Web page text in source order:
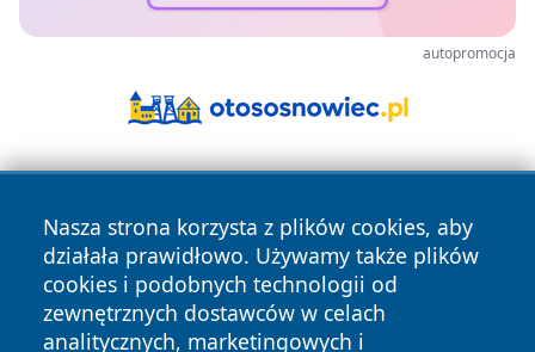
autopromocja
Nasza strona korzysta z plików cookies, aby
działała prawidłowo. Używamy także plików
cookies i podobnych technologii od
zewnętrznych dostawców w celach
analitycznych, marketingowych i
Copyright © 2026 olkuszonline.pl Wszystkie prawa
zastrzeżone.